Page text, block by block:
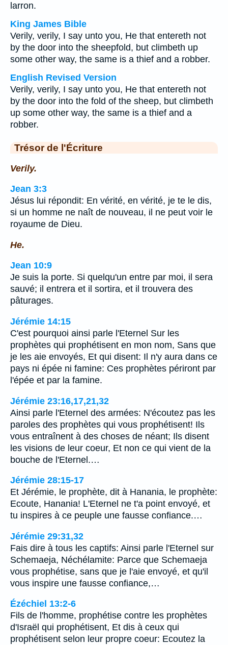
larron.
King James Bible
Verily, verily, I say unto you, He that entereth not
by the door into the sheepfold, but climbeth up
some other way, the same is a thief and a robber.
English Revised Version
Verily, verily, I say unto you, He that entereth not
by the door into the fold of the sheep, but climbeth
up some other way, the same is a thief and a
robber.
Trésor de l'Écriture
Verily.
Jean 3:3
Jésus lui répondit: En vérité, en vérité, je te le dis,
si un homme ne naît de nouveau, il ne peut voir le
royaume de Dieu.
He.
Jean 10:9
Je suis la porte. Si quelqu'un entre par moi, il sera
sauvé; il entrera et il sortira, et il trouvera des
pâturages.
Jérémie 14:15
C'est pourquoi ainsi parle l'Eternel Sur les
prophètes qui prophétisent en mon nom, Sans que
je les aie envoyés, Et qui disent: Il n'y aura dans ce
pays ni épée ni famine: Ces prophètes périront par
l'épée et par la famine.
Jérémie 23:16,17,21,32
Ainsi parle l'Eternel des armées: N'écoutez pas les
paroles des prophètes qui vous prophétisent! Ils
vous entraînent à des choses de néant; Ils disent
les visions de leur coeur, Et non ce qui vient de la
bouche de l'Eternel.…
Jérémie 28:15-17
Et Jérémie, le prophète, dit à Hanania, le prophète:
Ecoute, Hanania! L'Eternel ne t'a point envoyé, et
tu inspires à ce peuple une fausse confiance.…
Jérémie 29:31,32
Fais dire à tous les captifs: Ainsi parle l'Eternel sur
Schemaeja, Néchélamite: Parce que Schemaeja
vous prophétise, sans que je l'aie envoyé, et qu'il
vous inspire une fausse confiance,…
Ézéchiel 13:2-6
Fils de l'homme, prophétise contre les prophètes
d'Israël qui prophétisent, Et dis à ceux qui
prophétisent selon leur propre coeur: Ecoutez la